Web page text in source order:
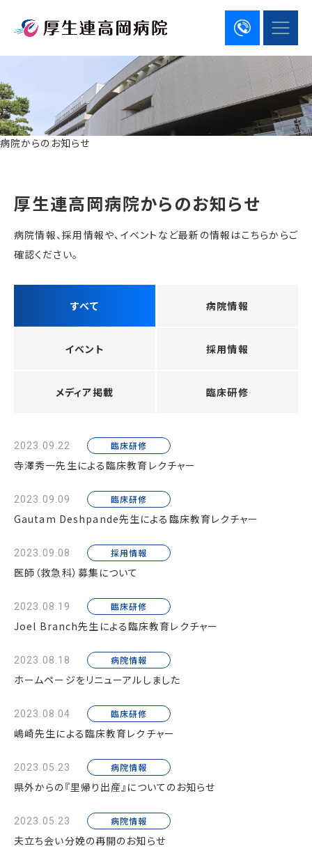
病院からのお知らせ
厚生連高岡病院からのお知らせ
病院情報、採用情報や、イベントなど最新の情報はこちらからご
確認ください。
すべて 病院情報
イベント 採用情報
メディア掲載 臨床研修
2023.09.22 臨床研修
寺澤秀一先生による臨床教育レクチャー
2023.09.09 臨床研修
Gautam Deshpande先生による臨床教育レクチャー
2023.09.08 採用情報
医師（救急科）募集について
2023.08.19 臨床研修
Joel Branch先生による臨床教育レクチャー
2023.08.18 病院情報
ホームページをリニューアルしました
2023.08.04 臨床研修
嶋崎先生による臨床教育レクチャー
2023.05.23 病院情報
県外からの『里帰り出産』についてのお知らせ
2023.05.23 病院情報
夫立ち会い分娩の再開のお知らせ